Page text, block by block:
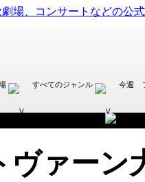
すべてのジャンル 今週
ヴァーン